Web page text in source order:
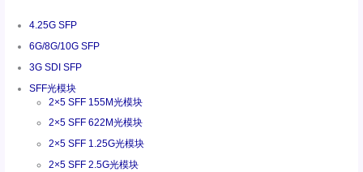
4.25G SFP
6G/8G/10G SFP
3G SDI SFP
SFF光模块
2×5 SFF 155M光模块
2×5 SFF 622M光模块
2×5 SFF 1.25G光模块
2×5 SFF 2.5G光模块